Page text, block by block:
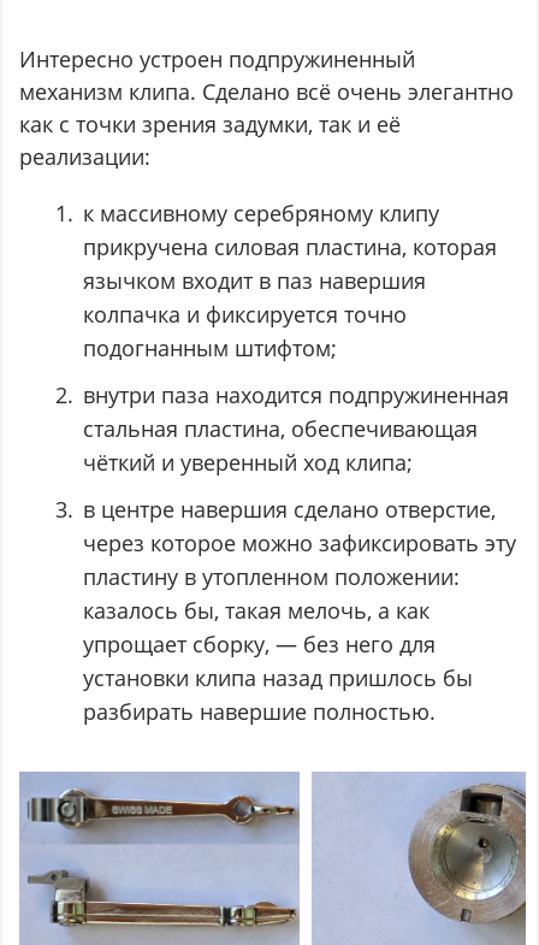
Интересно устроен подпружиненный
механизм клипа. Сделано всё очень элегантно
как с точки зрения задумки, так и её
реализации:
к массивному серебряному клипу
прикручена силовая пластина, которая
язычком входит в паз навершия
колпачка и фиксируется точно
подогнанным штифтом;
внутри паза находится подпружиненная
стальная пластина, обеспечивающая
чёткий и уверенный ход клипа;
в центре навершия сделано отверстие,
через которое можно зафиксировать эту
пластину в утопленном положении:
казалось бы, такая мелочь, а как
упрощает сборку, — без него для
установки клипа назад пришлось бы
разбирать навершие полностью.